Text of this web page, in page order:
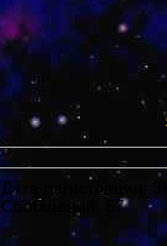
Дата регистрации:
Сообщений: 57